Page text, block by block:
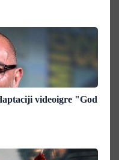
videoigre "God